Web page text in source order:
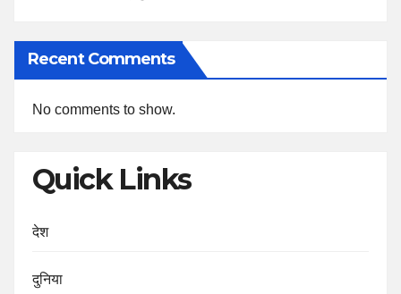
Recent Comments
No comments to show.
Quick Links
देश
दुनिया